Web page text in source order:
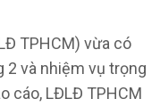
TPHCM) vừa có
2 và nhiệm vụ trọng
cáo, LĐLĐ TPHCM